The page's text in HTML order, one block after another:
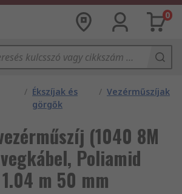
0
/ Ékszíjak és
görgők
/ Vezérműszíjak
(1040 8M
Poliamid
m 50 mm